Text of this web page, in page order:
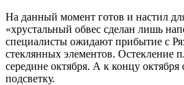
На данный момент готов и настил
«хрустальный обвес сделан лишь
специалисты ожидают прибытие с
стеклянных элементов. Остекление
середине октября. А к концу
подсветку.